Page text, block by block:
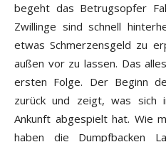
begeht das Betrugsopfer
Zwillinge sind schnell
etwas Schmerzensgeld zu
außen vor zu lassen. Das
ersten Folge. Der Beginn
zurück und zeigt, was sich
Ankunft abgespielt hat. Wie
haben die Dumpfbacken